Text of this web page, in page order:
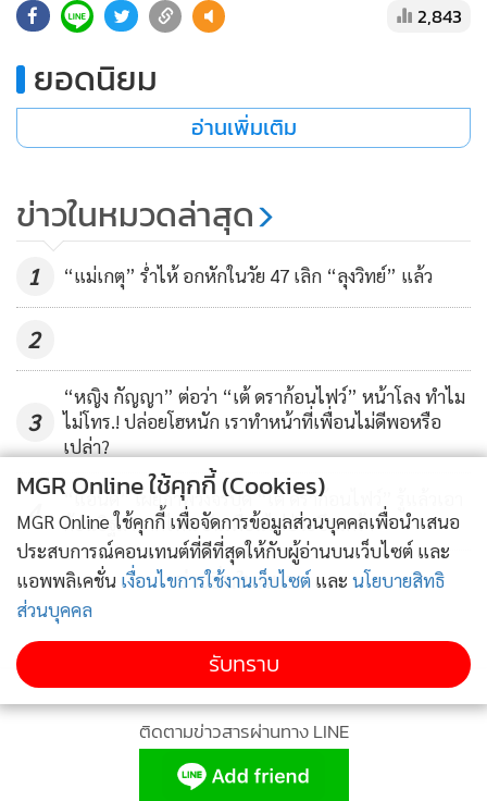
2,843
ยอดนิยม
อ่านเพิ่มเติม
ข่าวในหมวดล่าสุด
1 “แม่เกตุ” ร่ำไห้ อกหักในวัย 47 เลิก “ลุงวิทย์” แล้ว
2
3
“หญิง กัญญา” ต่อว่า “เต้ ดราก้อนไฟว์” หน้าโลง ทำไม
ไม่โทร.! ปล่อยโฮหนัก เราทำหน้าที่เพื่อนไม่ดีพอหรือ
เปล่า?
4
“แอนดี้” เผยภาพวงจรปิด “เต้ ดราก้อนไฟว์” รู้แล้วเอา
ก้อนอิฐมาจากไหน ยันเพื่อนไม่ป่วยซึมเศร้า
ข่าวอื่นในหมวด
ติดตามข่าวสารผ่านทาง LINE
MGR Online ใช้คุกกี้ (Cookies)
MGR Online ใช้คุกกี้ เพื่อจัดการข้อมูลส่วนบุคคลเพื่อนำเสนอ
ประสบการณ์คอนเทนต์ที่ดีที่สุดให้กับผู้อ่านบนเว็บไซต์ และ
แอพพลิเคชั่น เงื่อนไขการใช้งานเว็บไซต์ และ นโยบายสิทธิ
ส่วนบุคคล
รับทราบ